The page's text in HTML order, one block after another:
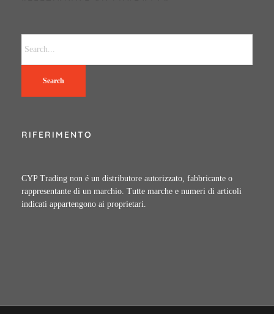
Search
RIFERIMENTO
CYP Trading non é un distributore autorizzato, fabbricante o
rappresentante di un marchio. Tutte marche e numeri di articoli
indicati appartengono ai proprietari.